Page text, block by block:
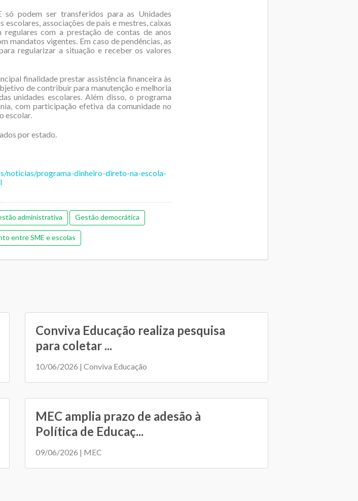
só podem ser transferidos para as Unidades
escolares, associações de pais e mestres, caixas
com a prestação de contas de anos
mandatos vigentes. Em caso de pendências, as
regularizar a situação e receber os valores
finalidade prestar assistência financeira às
de contribuir para manutenção e melhoria
unidades escolares. Além disso, o programa
com participação efetiva da comunidade no
escolar.
por estado.
programa-dinheiro-direto-na-escola-
administrativa Gestão democrática
entre SME e escolas
Conviva Educação realiza pesquisa
para coletar ...
10/06/2026 | Conviva Educação
MEC amplia prazo de adesão à
Política de Educaç...
09/06/2026 | MEC